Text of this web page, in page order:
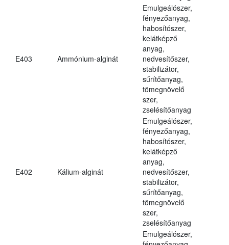
E403 Ammónium-alginát
Emulgeálószer,
fényezőanyag,
habosítószer,
kelátképző
anyag,
nedvesítőszer,
stabilizátor,
sűrítőanyag,
tömegnövelő
szer,
zselésítőanyag
E402 Kálium-alginát
Emulgeálószer,
fényezőanyag,
habosítószer,
kelátképző
anyag,
nedvesítőszer,
stabilizátor,
sűrítőanyag,
tömegnövelő
szer,
zselésítőanyag
Emulgeálószer,